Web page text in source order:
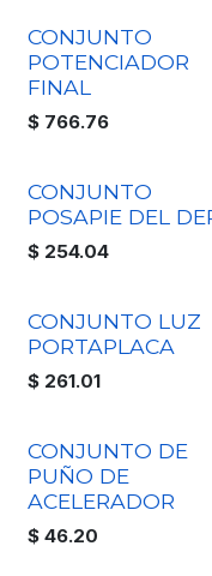
CONJUNTO
POTENCIADOR
FINAL
$ 766.76
CONJUNTO
POSAPIE DEL
$ 254.04
CONJUNTO LUZ
PORTAPLACA
$ 261.01
CONJUNTO DE
PUÑO DE
ACELERADOR
$ 46.20